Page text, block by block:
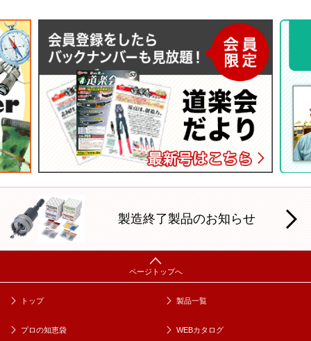
製造終了製品のお知らせ
トップ 製品一覧
プロの知恵袋 WEBカタログ